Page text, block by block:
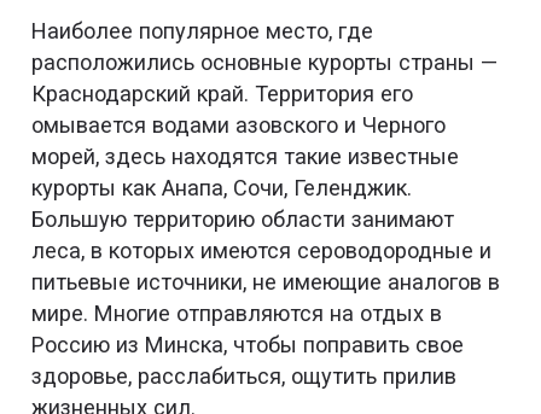
Наиболее популярное место, где
расположились основные курорты страны —
Краснодарский край. Территория его
омывается водами азовского и Черного
морей, здесь находятся такие известные
курорты как Анапа, Сочи, Геленджик.
Большую территорию области занимают
леса, в которых имеются сероводородные и
питьевые источники, не имеющие аналогов в
мире. Многие отправляются на отдых в
Россию из Минска, чтобы поправить свое
здоровье, расслабиться, ощутить прилив
жизненных сил.